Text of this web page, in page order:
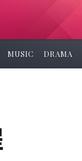
MUSIC DRAMA